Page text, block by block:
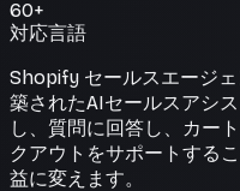
60+
対応言語
Shopify セールスエージ
築されたAIセールスアシ
し、質問に回答し、カー
クアウトをサポートする
益に変えます。